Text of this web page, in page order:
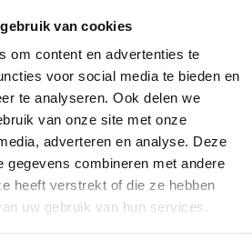
van cookies
om content en advertenties te
voor social media te bieden en
te analyseren. Ook delen we
van onze site met onze
adverteren en analyse. Deze
gegevens combineren met andere
heeft verstrekt of die ze hebben
uw gebruik van hun services.
Toon 1-1van 1